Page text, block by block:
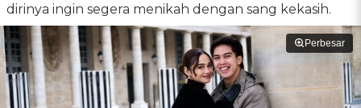
dirinya ingin segera menikah dengan sang kekasih.
Perbesar